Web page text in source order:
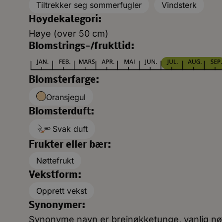
Tiltrekker seg sommerfugler
Vindsterk
Høydekategori:
Høye (over 50 cm)
Blomstrings-/frukttid:
Blomsterfarge:
Oransjegul
Blomsterduft:
Svak duft
Frukter eller bær:
Nøttefrukt
Vekstform:
Opprett vekst
Synonymer:
Synonyme navn er breinøkketunge, vanlig